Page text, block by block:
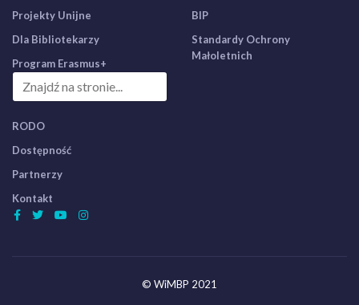
Projekty Unijne
Dla Bibliotekarzy
Program Erasmus+
BIP
Standardy Ochrony
Małoletnich
RODO
Dostępność
Partnerzy
Kontakt
© WiMBP 2021